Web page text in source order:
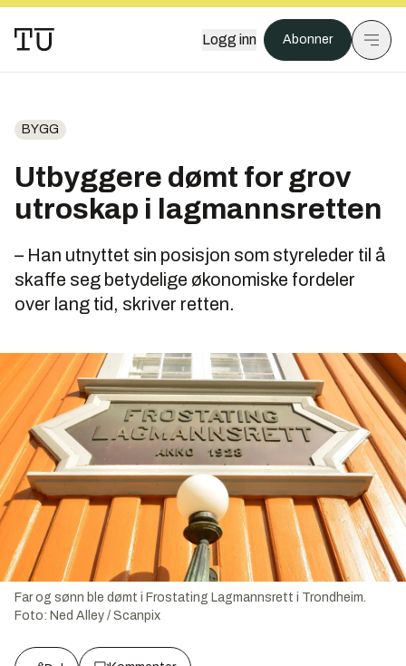
Logg inn Abonner
BYGG
Utbyggere dømt for grov
utroskap i lagmannsretten
– Han utnyttet sin posisjon som styreleder til å
skaffe seg betydelige økonomiske fordeler
over lang tid, skriver retten.
Far og sønn ble dømt i Frostating Lagmannsrett i Trondheim.
Foto: Ned Alley / Scanpix